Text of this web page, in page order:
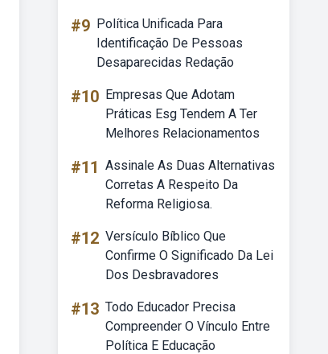
#9 Política Unificada Para
Identificação De Pessoas
Desaparecidas Redação
#10 Empresas Que Adotam
Práticas Esg Tendem A Ter
Melhores Relacionamentos
#11 Assinale As Duas Alternativas
Corretas A Respeito Da
Reforma Religiosa.
#12 Versículo Bíblico Que
Confirme O Significado Da Lei
Dos Desbravadores
#13 Todo Educador Precisa
Compreender O Vínculo Entre
Política E Educação